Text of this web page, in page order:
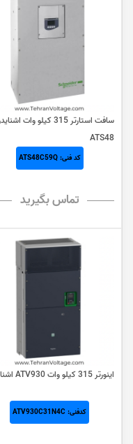
سافت استارتر 315 کیلو وات
ATS48
کد فنی: ATS48C59Q
تماس بگیرید
اینورتر 315 کيلو وات ATV930 اشنایدر
کدفنی: ATV930C31N4C